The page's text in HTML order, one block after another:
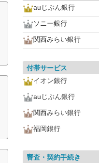
auじぶん銀行
ソニー銀行
関西みらい銀行
付帯サービス
イオン銀行
auじぶん銀行
関西みらい銀行
福岡銀行
審査・契約手続き